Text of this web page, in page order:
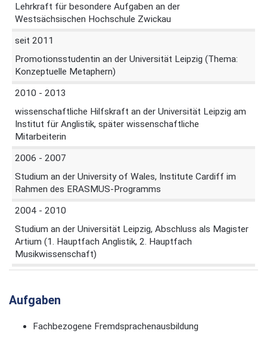
Lehrkraft für besondere Aufgaben an der
Westsächsischen Hochschule Zwickau
seit 2011
Promotionsstudentin an der Universität Leipzig (Thema:
Konzeptuelle Metaphern)
2010 - 2013
wissenschaftliche Hilfskraft an der Universität Leipzig am
Institut für Anglistik, später wissenschaftliche
Mitarbeiterin
2006 - 2007
Studium an der University of Wales, Institute Cardiff im
Rahmen des ERASMUS-Programms
2004 - 2010
Studium an der Universität Leipzig, Abschluss als Magister
Artium (1. Hauptfach Anglistik, 2. Hauptfach
Musikwissenschaft)
Aufgaben
Fachbezogene Fremdsprachenausbildung